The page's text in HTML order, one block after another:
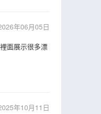
年06月05日
面展示很多漂
年10月11日